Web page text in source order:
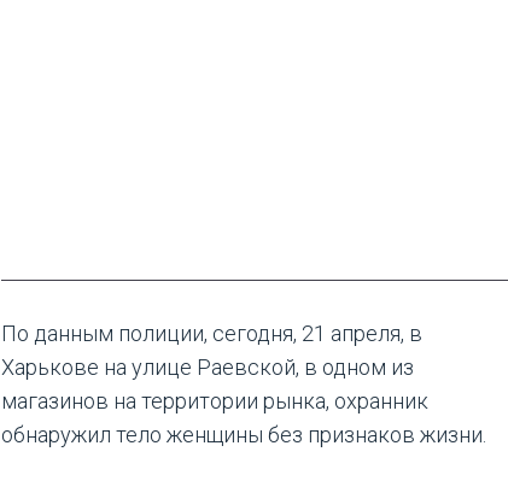
По данным полиции, сегодня, 21 апреля, в
Харькове на улице Раевской, в одном из
магазинов на территории рынка, охранник
обнаружил тело женщины без признаков жизни.